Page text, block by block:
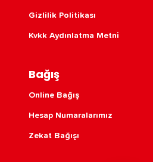
Gizlilik Politikası
Kvkk Aydınlatma Metni
Bağış
Online Bağış
Hesap Numaralarımız
Zekat Bağışı